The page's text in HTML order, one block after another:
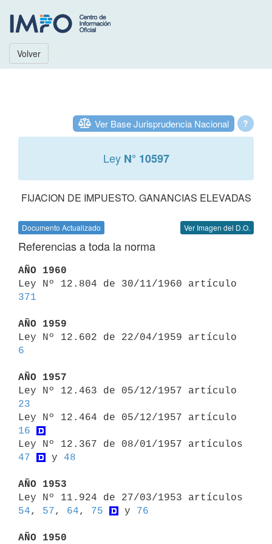
Volver
?
Ver Base Jurisprudencia Nacional
Ley N° 10597
FIJACION DE IMPUESTO. GANANCIAS ELEVADAS
Documento Actualizado Ver Imagen del D.O.
Referencias a toda la norma
AÑO 1960
371
AÑO 1959
6
AÑO 1957
23
16
47
y 48
AÑO 1953
54, 57, 64, 75 y 76
AÑO 1950